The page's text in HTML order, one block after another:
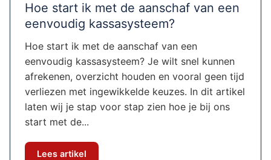
Hoe start ik met de aanschaf van een
eenvoudig kassasysteem?
Hoe start ik met de aanschaf van een
eenvoudig kassasysteem? Je wilt snel kunnen
afrekenen, overzicht houden en vooral geen tijd
verliezen met ingewikkelde keuzes. In dit artikel
laten wij je stap voor stap zien hoe je bij ons
start met de...
Lees artikel